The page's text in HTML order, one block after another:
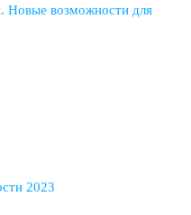
Новые возможности для
2023